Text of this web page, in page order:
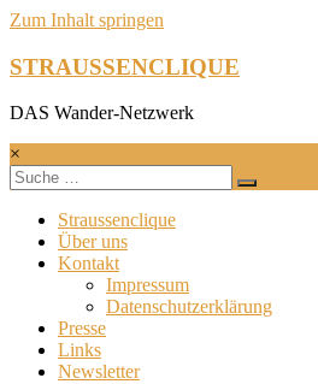
Zum Inhalt springen
STRAUSSENCLIQUE
DAS Wander-Netzwerk
×
Straussenclique
Über uns
Kontakt
Impressum
Datenschutzerklärung
Presse
Links
Newsletter